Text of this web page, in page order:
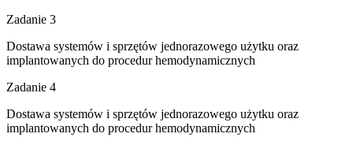
Zadanie 3
Dostawa systemów i sprzętów jednorazowego użytku oraz
implantowanych do procedur hemodynamicznych
Zadanie 4
Dostawa systemów i sprzętów jednorazowego użytku oraz
implantowanych do procedur hemodynamicznych